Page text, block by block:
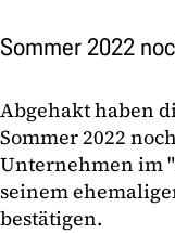
Sommer 2022
Abgehakt haben
Sommer 2022
Unternehmen im
seinem
bestätigen.